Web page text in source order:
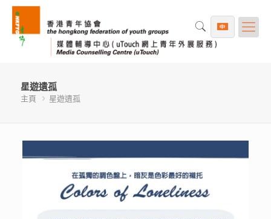
星遊遺孤
主頁 星遊遺孤